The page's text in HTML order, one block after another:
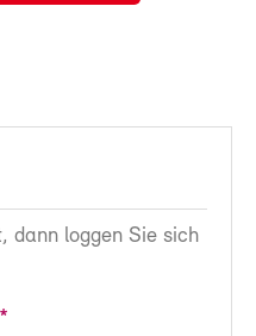
dann loggen Sie sich